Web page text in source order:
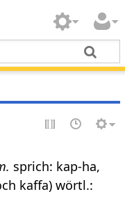
sprich: kap-ha,
kaffa) wörtl.: